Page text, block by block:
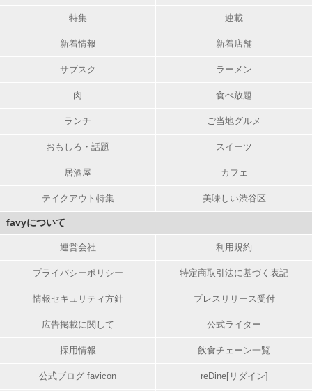
特集 連載
新着情報 新着店舗
サブスク ラーメン
肉 食べ放題
ランチ ご当地グルメ
おもしろ・話題 スイーツ
居酒屋 カフェ
テイクアウト特集 美味しい渋谷区
favyについて
運営会社 利用規約
プライバシーポリシー 特定商取引法に基づく表記
情報セキュリティ方針 プレスリリース受付
広告掲載に関して 公式ライター
採用情報 飲食チェーン一覧
公式ブログ favicon reDine[リダイン]